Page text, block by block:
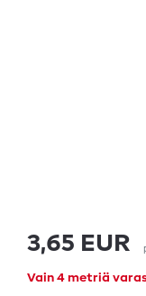
3,65 EUR
Vain 4 metriä